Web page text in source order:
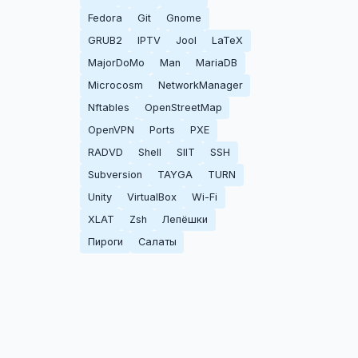
Fedora
Git
Gnome
GRUB2
IPTV Jool
LaTeX
MajorDoMo
Man
MariaDB
Microcosm
NetworkManager
Nftables
OpenStreetMap
OpenVPN
Ports
PXE
RADVD
Shell SIIT
SSH
Subversion
TAYGA
TURN
Unity
VirtualBox
Wi-Fi
XLAT
Zsh
Лепёшки
Пироги
Салаты